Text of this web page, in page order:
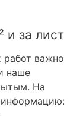
и за лист
работ важно
наше
На
информацию: